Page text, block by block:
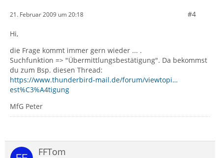
21. Februar 2009 um 20:18 #4
Hi,
die Frage kommt immer gern wieder ... .
Suchfunktion => "Übermittlungsbestätigung". Da bekommst
du zum Bsp. diesen Thread:
https://www.thunderbird-mail.de/forum/viewtopi…
est%C3%A4tigung
MfG Peter
FFTom